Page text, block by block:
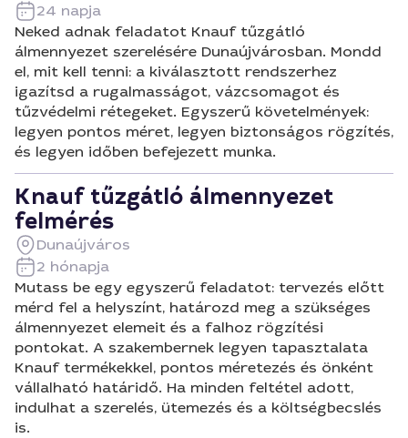
24 napja
Neked adnak feladatot Knauf tűzgátló
álmennyezet szerelésére Dunaújvárosban. Mondd
el, mit kell tenni: a kiválasztott rendszerhez
igazítsd a rugalmasságot, vázcsomagot és
tűzvédelmi rétegeket. Egyszerű követelmények:
legyen pontos méret, legyen biztonságos rögzítés,
és legyen időben befejezett munka.
Knauf tűzgátló álmennyezet
felmérés
Dunaújváros
2 hónapja
Mutass be egy egyszerű feladatot: tervezés előtt
mérd fel a helyszínt, határozd meg a szükséges
álmennyezet elemeit és a falhoz rögzítési
pontokat. A szakembernek legyen tapasztalata
Knauf termékekkel, pontos méretezés és önként
vállalható határidő. Ha minden feltétel adott,
indulhat a szerelés, ütemezés és a költségbecslés
is.